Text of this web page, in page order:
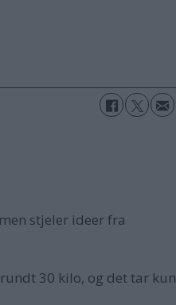
stjeler ideer fra
30 kilo, og det tar kun